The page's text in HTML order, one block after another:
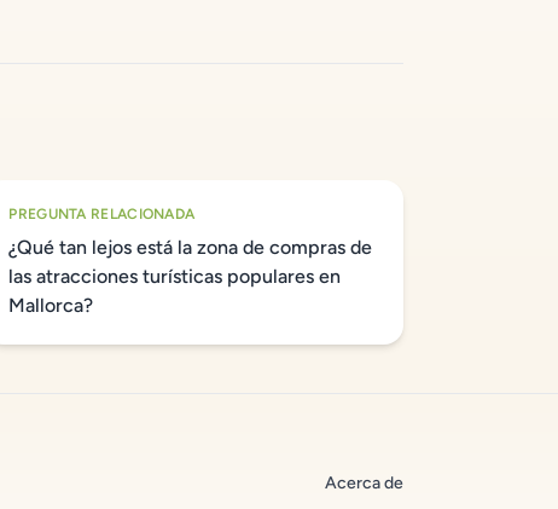
PREGUNTA RELACIONADA
¿Qué tan lejos está la zona de compras de
las atracciones turísticas populares en
Mallorca?
Acerca de